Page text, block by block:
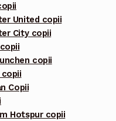
United copii
City copii
copii
Copii
Hotspur copii